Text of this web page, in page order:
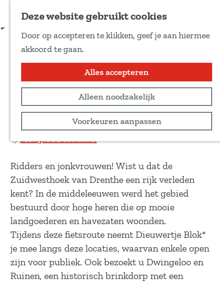
Deze website gebruikt cookies
Door op accepteren te klikken, geef je aan hiermee
akkoord te gaan.
Alles accepteren
Alleen noodzakelijk
Voorkeuren aanpassen
Voeg toe als favoriet
e
e
d
z
g
i
n
a
Download route
Fietsbeleefroute |
Landgoederen en havezaten
Bekijk routekaart
Ridders en jonkvrouwen! Wist u dat de
Zuidwesthoek van Drenthe een rijk verleden
kent? In de middeleeuwen werd het gebied
bestuurd door hoge heren die op mooie
landgoederen en havezaten woonden.
Tijdens deze fietsroute neemt Dieuwertje Blok*
je mee langs deze locaties, waarvan enkele open
zijn voor publiek. Ook bezoekt u Dwingeloo en
Ruinen, een historisch brinkdorp met een